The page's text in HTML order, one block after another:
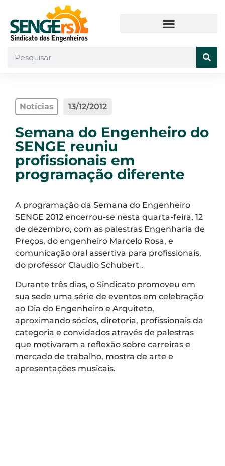
Notícias 13/12/2012
Semana do Engenheiro do
SENGE reuniu
profissionais em
programação diferente
A programação da Semana do Engenheiro
SENGE 2012 encerrou-se nesta quarta-feira, 12
de dezembro, com as palestras Engenharia de
Preços, do engenheiro Marcelo Rosa, e
comunicação oral assertiva para profissionais,
do professor Claudio Schubert .
Durante três dias, o Sindicato promoveu em
sua sede uma série de eventos em celebração
ao Dia do Engenheiro e Arquiteto,
aproximando sócios, diretoria, profissionais da
categoria e convidados através de palestras
que motivaram a reflexão sobre carreiras e
mercado de trabalho, mostra de arte e
apresentações musicais.